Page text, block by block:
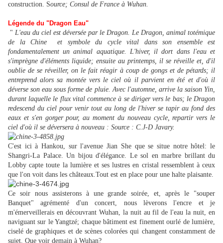
construction. Source; Consul de France à Wuhan.
Légende du "Dragon Eau"
" L'eau du ciel est déversée par le Dragon. Le Dragon, animal totémique
de la Chine
et symbole
du cycle vital dans son ensemble est
fondamentalement un animal aquatique. L'hiver, il dort dans l'eau et
s'imprègne d'éléments liquide; ensuite au printemps, il se réveille et, d'il
oublie de se réveiller, on le fait réagir à coup de gongs et de pétards; il
entreprend alors sa montée vers le ciel où il parvient en été et d'où il
déverse son eau sous forme de pluie. Avec l'automne, arrive la saison Yin,
durant laquelle le flux vital commence à se diriger vers le bas; le Dragon
redescend du ciel pour venir tout au long de l'hiver se tapir au fond des
eaux et s'en gorger pour, au moment du nouveau cycle, repartir vers le
ciel d'où il se déversera à nouveau : Source : C.J-D Javary.
C'est ici à Hankou, sur l'avenue Jian She que se situe notre hôtel: le
Shangri-La Palace. Un bijou d'élégance. Le sol en marbre brillant du
Lobby capte toute la lumière et ses lustres en cristal ressemblent à ceux
que l'on voit dans les châteaux.Tout est en place pour une halte plaisante.
Ce soir nous assisterons à une grande soirée, et, après le "souper
Banquet" agrémenté d'un concert, nous lèverons l'encre et je
m'émerveillerais en découvrant Wuhan, la nuit au fil de l'eau la nuit, en
naviguant sur le Yangtzé; chaque bâtiment est finement ourlé de lumière,
ciselé de graphiques et de scènes colorées qui changent constamment de
sujet. Que voir demain à Wuhan?